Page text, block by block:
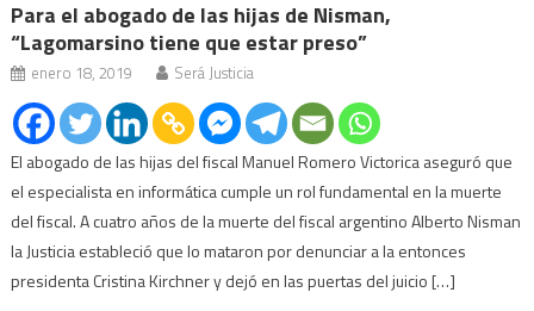
Para el abogado de las hijas de Nisman,
“Lagomarsino tiene que estar preso”
enero 18, 2019 Será Justicia
El abogado de las hijas del fiscal Manuel Romero Victorica aseguró que
el especialista en informática cumple un rol fundamental en la muerte
del fiscal. A cuatro años de la muerte del fiscal argentino Alberto Nisman
la Justicia estableció que lo mataron por denunciar a la entonces
presidenta Cristina Kirchner y dejó en las puertas del juicio […]